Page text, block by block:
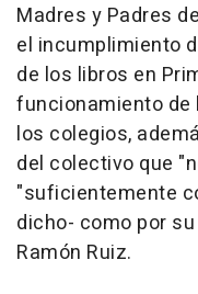
Madres y Padres
el incumplimiento
de los libros en
funcionamiento de
los colegios,
del colectivo que
"suficientemente
dicho- como por
Ramón Ruiz.